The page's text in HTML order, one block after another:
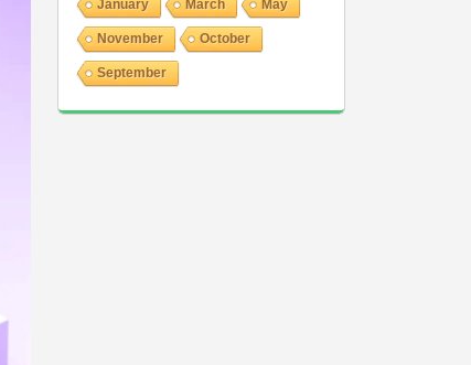
January March May
November October
September